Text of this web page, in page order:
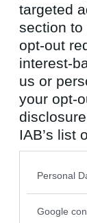
targeted
section to
opt-out
interest-
us or
your opt-
IAB’s list
also be
Please
Personal
Google
Antal inlägg:
1798
Kramse
Antal inlägg: 29
Absolut!